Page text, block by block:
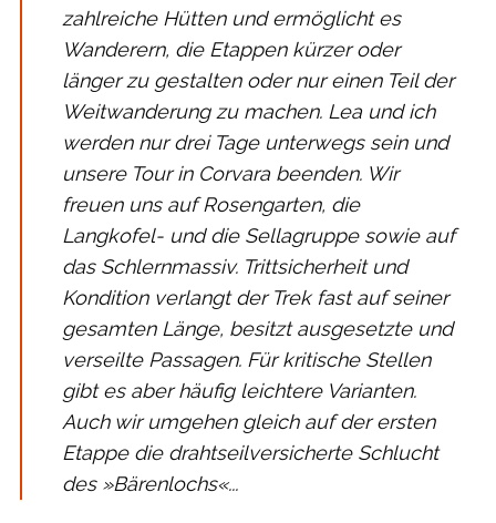
zahlreiche Hütten und ermöglicht es
Wanderern, die Etappen kürzer oder
länger zu gestalten oder nur einen Teil der
Weitwanderung zu machen. Lea und ich
werden nur drei Tage unterwegs sein und
unsere Tour in Corvara beenden. Wir
freuen uns auf Rosengarten, die
Langkofel- und die Sellagruppe sowie auf
das Schlernmassiv. Trittsicherheit und
Kondition verlangt der Trek fast auf seiner
gesamten Länge, besitzt ausgesetzte und
verseilte Passagen. Für kritische Stellen
gibt es aber häufig leichtere Varianten.
Auch wir umgehen gleich auf der ersten
Etappe die drahtseilversicherte Schlucht
des »Bärenlochs«...